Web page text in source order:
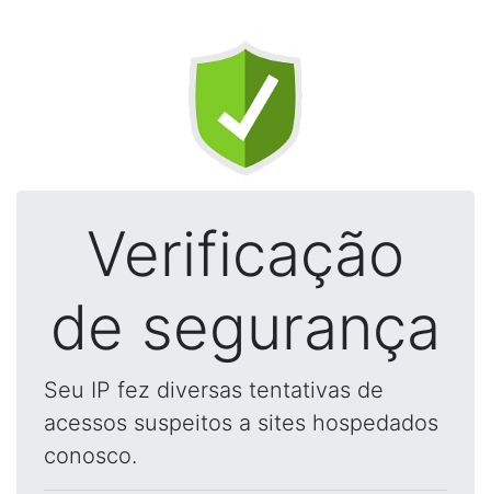
Verificação
de segurança
Seu IP fez diversas tentativas de
acessos suspeitos a sites hospedados
conosco.